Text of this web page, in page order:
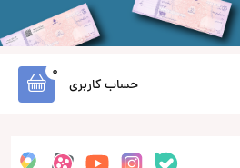
حساب کاربری
0